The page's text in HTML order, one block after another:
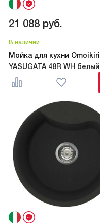
В наличии
Мойка для кухни Omoikiri
YASUGATA 48R WH белый
21 088 руб.